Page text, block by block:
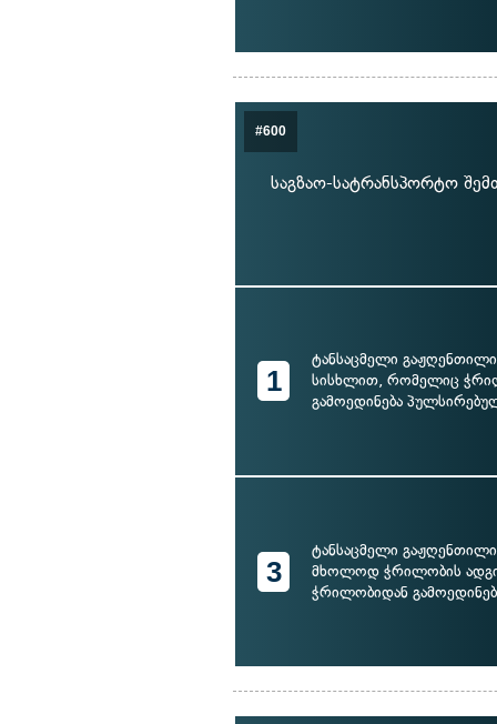
#600
საგზაო-სატრანსპორტო
1
ტანსაცმელი
სისხლით, რომელიც
გამოედინება
3
ტანსაცმელი
მხოლოდ ჭრილობის
ჭრილობიდან